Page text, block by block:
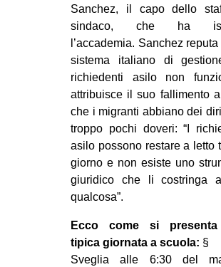
Sanchez, il capo dello
sindaco, che ha
l’accademia. Sanchez reputa
sistema italiano di
richiedenti asilo non
attribuisce il suo fallimento
che i migranti abbiano dei
troppo pochi doveri: “I
asilo possono restare a letto
giorno e non esiste uno
giuridico che li costringa
qualcosa”.
Ecco come si
tipica giornata a scuola: §
Sveglia alle 6:30 del